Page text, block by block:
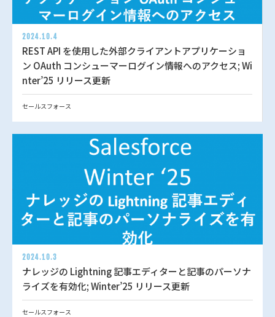
2024.10.4
REST API を使用した外部クライアントアプリケーショ
ン OAuth コンシューマーログイン情報へのアクセス; Wi
nter’25 リリース更新
セールスフォース
2024.10.3
ナレッジの Lightning 記事エディターと記事のパーソナ
ライズを有効化; Winter’25 リリース更新
セールスフォース